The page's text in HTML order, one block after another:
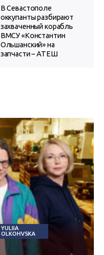
В Севастополе
оккупанты разбирают
захваченный корабль
ВМСУ «Константин
Ольшанский» на
запчасти – АТЕШ
YULIIA
OLKOHVSKA